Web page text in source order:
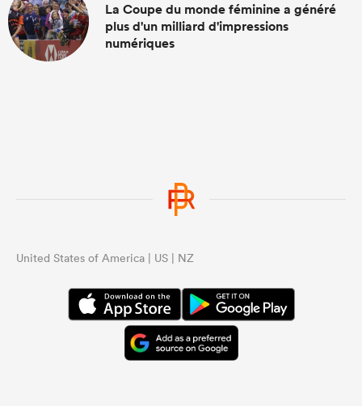
La Coupe du monde féminine a généré
plus d'un milliard d'impressions
numériques
United States of America | US | NZ